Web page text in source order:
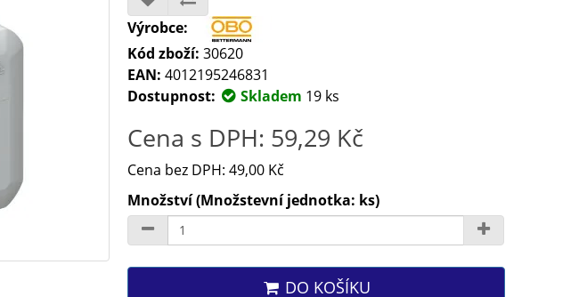
Výrobce:
Kód zboží: 30620
EAN: 4012195246831
Dostupnost:
Skladem 19 ks
Cena s DPH: 59,29 Kč
Cena bez DPH: 49,00 Kč
Množství (Množstevní jednotka: ks)
DO KOŠÍKU